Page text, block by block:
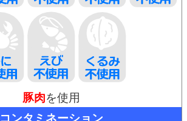
豚肉を使用
コンタミネーション